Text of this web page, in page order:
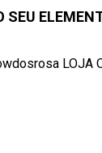
SEU
LOJA